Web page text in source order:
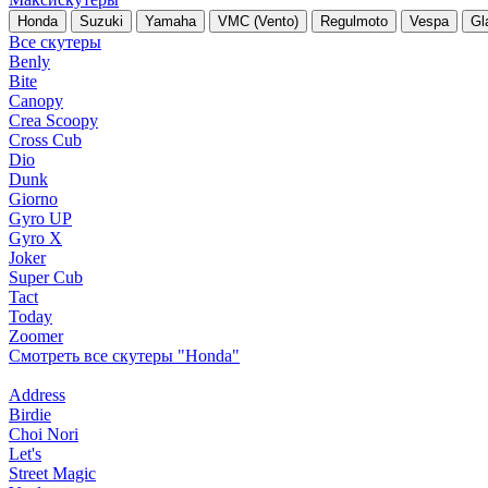
Honda Suzuki Yamaha VMC (Vento) Regulmoto Vespa
Все скутеры
Benly
Bite
Canopy
Crea Scoopy
Cross Cub
Dio
Dunk
Giorno
Gyro UP
Gyro X
Joker
Super Cub
Tact
Today
Zoomer
Смотреть все скутеры "Honda"
Address
Birdie
Choi Nori
Let's
Street Magic